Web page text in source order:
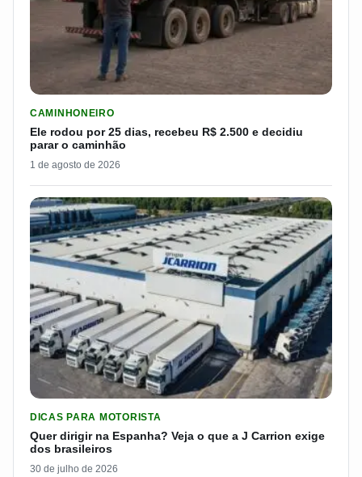
CAMINHONEIRO
Ele rodou por 25 dias, recebeu R$ 2.500 e decidiu
parar o caminhão
1 de agosto de 2026
DICAS PARA MOTORISTA
Quer dirigir na Espanha? Veja o que a J Carrion exige
dos brasileiros
30 de julho de 2026